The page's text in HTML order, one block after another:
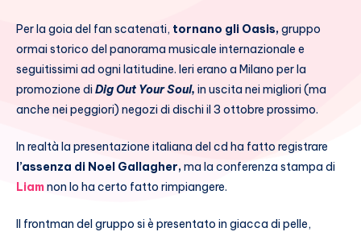
Per la goia del fan scatenati, tornano gli Oasis,gruppo
ormai storico del panorama musicale internazionale e
seguitissimi ad ogni latitudine. Ieri erano a Milano per la
promozione diDig Out Your Soul, in uscita nei migliori (ma
anche nei peggiori) negozi di dischi il 3 ottobre prossimo.
In realtà la presentazione italiana del cd ha fatto registrare
l’assenza di Noel Gallagher,ma la conferenza stampa di
Liamnon lo ha certo fatto rimpiangere.
Il frontman del gruppo si è presentato in giacca di pelle,